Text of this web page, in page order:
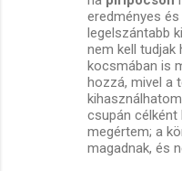
eredményes
legelszántabb
nem kell tudjak
kocsmában is
hozzá, mivel a
csupán célként
megértem; a
magadnak, és